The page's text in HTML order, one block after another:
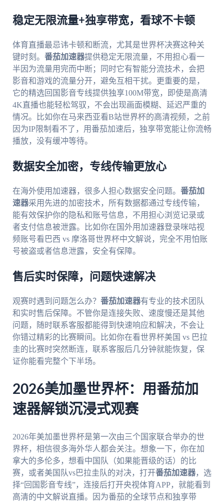
稳定无限流量+独享带宽，看球不卡顿
体育直播最忌讳卡顿和断流，尤其是世界杯决赛这种关
键时刻。 番茄加速器提供稳定无限流量，不用担心看一
半因为流量用完而中断；同时它有智能分流技术，会把
影音和游戏的流量分开，避免互相干扰。更重要的是，
它的精选回国影音专线提供独享100M带宽，即使是高清
4K直播也能轻松驾驭，不会出现画面模糊、延迟严重的
情况。比如你在马来西亚看B站世界杯的高清视频，之前
因为IP限制看不了，用番茄加速后，独享带宽能让你流畅
播放，没有缓冲等待。
数据安全加密，专线传输更放心
在海外使用加速器，很多人担心数据安全问题。 番茄加
速器采用先进的加密技术，所有数据都通过专线传输，
能有效保护你的隐私和账号信息，不用担心浏览记录或
者支付信息被泄露。比如你在国外用加速器登录咪咕视
频账号看巴西 vs 摩洛哥世界杯中文解说，完全不用怕账
号被盗或者信息泄露，安全有保障。
售后实时保障，问题快速解决
观赛时遇到问题怎么办？ 番茄加速器有专业的技术团队
和实时售后保障。不管你是连接失败、速度慢还是其他
问题，随时联系客服都能得到快速响应和解决，不会让
你错过精彩的比赛瞬间。比如你在看世界杯美国 vs 巴拉
圭的比赛时突然断连，联系客服后几分钟就能恢复，保
证你能看完整个下半场。
2026美加墨世界杯：用番茄加
速器解锁沉浸式观赛
2026年美加墨世界杯是第一次由三个国家联合举办的世
界杯，相信很多海外华人都会关注。想象一下，你在加
拿大的多伦多，想看中国队（如果能晋级的话）的比
赛，或者美国队vs巴拉圭队的对决，打开番茄加速器，选
择“回国影音专线”，连接后打开央视体育APP，就能看到
高清的中文解说直播。因为番茄的全球节点和独享带